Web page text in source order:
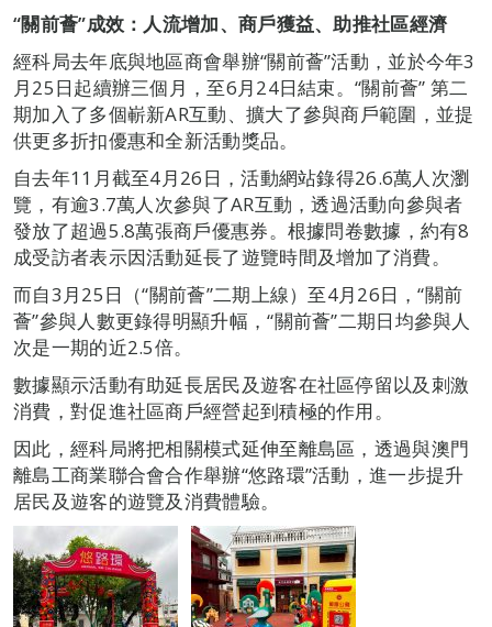
“關前薈”成效：人流增加、商戶獲益、助推社區經濟
經科局去年底與地區商會舉辦“關前薈”活動，並於今年3
月25日起續辦三個月，至6月24日結束。“關前薈” 第二
期加入了多個嶄新AR互動、擴大了參與商戶範圍，並提
供更多折扣優惠和全新活動獎品。
自去年11月截至4月26日，活動網站錄得26.6萬人次瀏
覽，有逾3.7萬人次參與了AR互動，透過活動向參與者
發放了超過5.8萬張商戶優惠券。根據問卷數據，約有8
成受訪者表示因活動延長了遊覽時間及增加了消費。
而自3月25日（“關前薈”二期上線）至4月26日，“關前
薈”參與人數更錄得明顯升幅，“關前薈”二期日均參與人
次是一期的近2.5倍。
數據顯示活動有助延長居民及遊客在社區停留以及刺激
消費，對促進社區商戶經營起到積極的作用。
因此，經科局將把相關模式延伸至離島區，透過與澳門
離島工商業聯合會合作舉辦“悠路環”活動，進一步提升
居民及遊客的遊覽及消費體驗。